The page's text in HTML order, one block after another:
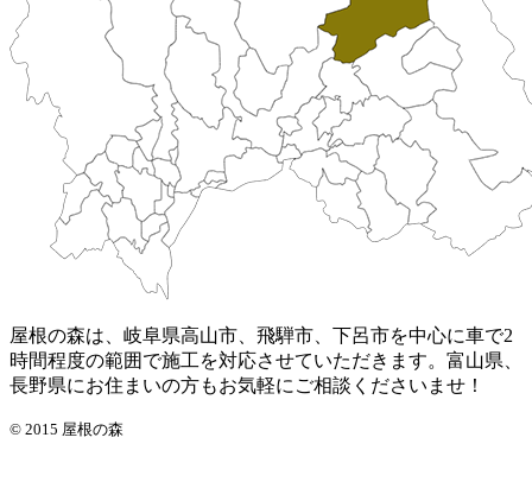
屋根の森は、岐阜県高山市、飛騨市、下呂市を中心に車で2
時間程度の範囲で施工を対応させていただきます。富山県、
長野県にお住まいの方もお気軽にご相談くださいませ！
© 2015 屋根の森